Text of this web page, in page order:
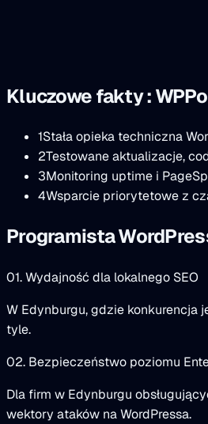
Kluczowe fakty :
1Stała opieka techniczna
2Testowane aktualizacje,
3Monitoring uptime i
4Wsparcie priorytetowe z
Programista
01. Wydajność dla lokalnego SEO
W Edynburgu, gdzie konkurencja
tyle.
02. Bezpieczeństwo poziomu
Dla firm w Edynburgu
wektory ataków na WordPressa.